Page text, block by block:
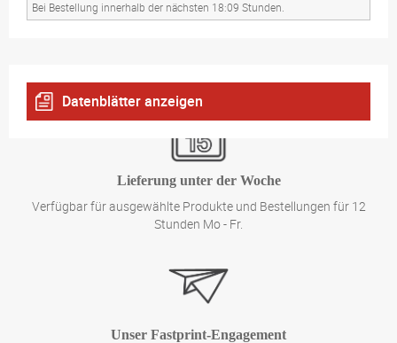
Bei Bestellung innerhalb der nächsten 18:09 Stunden.
Datenblätter anzeigen
Lieferung unter der Woche
Verfügbar für ausgewählte Produkte und Bestellungen für 12
Stunden Mo - Fr.
Unser Fastprint-Engagement